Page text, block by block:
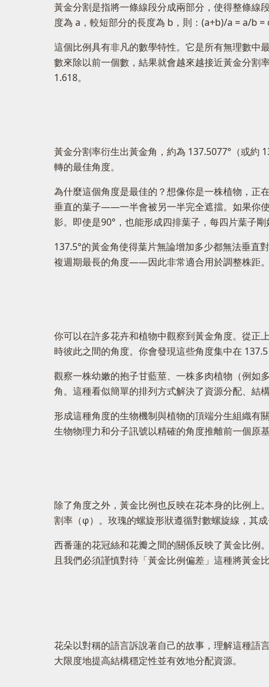
黃金分割是指將一條線段分成兩部分，使得整條線
度為 a，較短部分的長度為 b，則：(a+b)/a = a/b =
這個比例具有非凡的數學特性。它是所有無理數
數來除以前一個數，結果就會越來越接近黃金分割
1.618。
黃金分割率衍生出黃金角，約為 137.5077°（或約
轉的最佳角度。
為什麼這個角度是最佳的？想像你是一株植物，正
垂直的葉子——一半會被另一半完全遮擋。如果你
影。即使是90°，也能形成四排葉子，每四片葉子剛
137.5°的黃金角使得葉片無論增加多少都無法垂
複週期最長的角度——因此非常適合用於調整株距。
你可以在許多花卉和植物中觀察到黃金角度。從正
時彼此之間的角度。你會發現這些角度集中在 137.5
觀察一株幼嫩的抱子甘藍莖、一株多肉植物（例如
角。這種看似簡單的排列方式解決了資源分配、結
形成這種角度的生物機制與植物的頂端分生組織有
生物物理力和分子訊號以精確的角度推離前一個原
除了角度之外，黃金比例也反映在花本身的比例上
割率（φ）。玫瑰的螺旋形狀遵循對數螺旋線，其成
西番蓮的花冠絲和花瓣之間的關係反映了黃金比
且我們必須謹慎對待「黃金比例偏差」這種將黃
花朵以對稱的語言訴說著自己的故事，理解這種語
大限度地提高結構穩定性並有效地分配資源。